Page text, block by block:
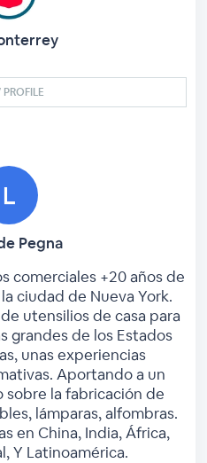
Pegna
comerciales +20 años de
ciudad de Nueva York.
utensilios de casa para
grandes de los Estados
unas experiencias
Aportando a un
la fabricación de
lámparas, alfombras.
en China, India, África,
Y Latinoamérica.